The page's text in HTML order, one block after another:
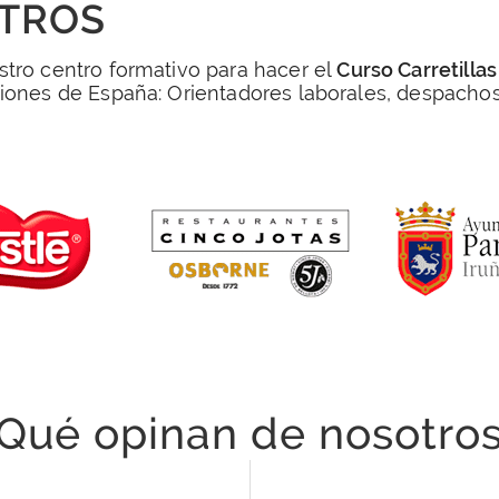
centro formativo para hacer elCurso
de España: Orientadores laborales,
opinan de